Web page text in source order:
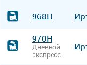
968Н
970Н
Дневной
экспресс